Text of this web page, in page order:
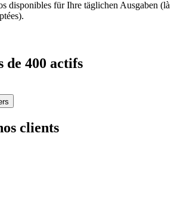
disponibles für Ihre täglichen Ausgaben (là
de 400 actifs
clients